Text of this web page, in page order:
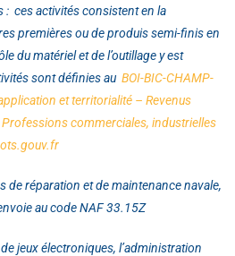
: ces activités consistent en la
premières ou de produis semi-finis en
du matériel et de l’outillage y est
sont définies au BOI-BIC-CHAMP-
et territorialité – Revenus
commerciales, industrielles
de réparation et de maintenance navale,
au code NAF 33.15Z
jeux électroniques, l’administration